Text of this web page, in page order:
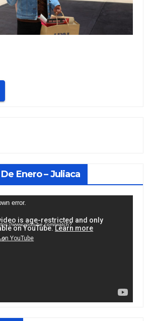
Enero – Juliaca
error.
www.youtube.com/watch?